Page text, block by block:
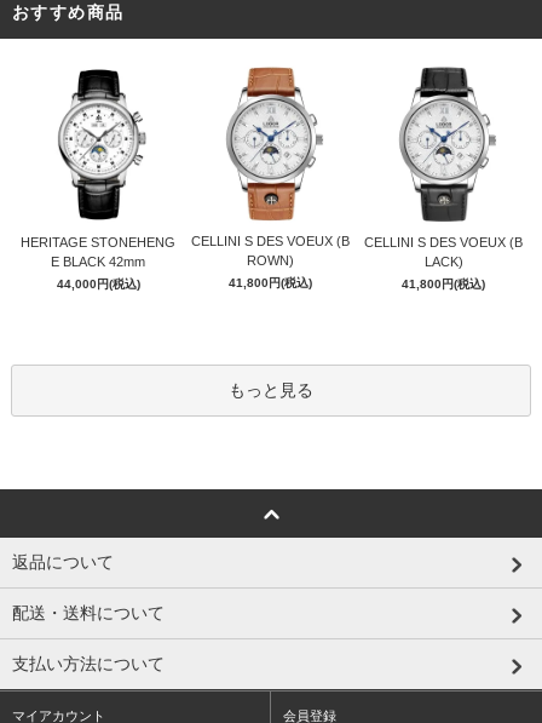
おすすめ商品
HERITAGE STONEHENG
E BLACK 42mm
44,000円(税込)
CELLINI S DES VOEUX (B
ROWN)
41,800円(税込)
CELLINI S DES VOEUX (B
LACK)
41,800円(税込)
もっと見る
返品について
配送・送料について
支払い方法について
マイアカウント 会員登録